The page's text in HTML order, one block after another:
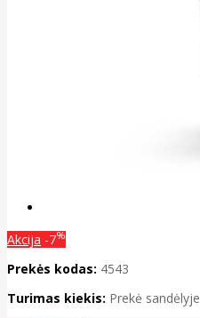
Akcija -7%
Prekės kodas: 4543
Turimas kiekis: Prekė sandėlyje